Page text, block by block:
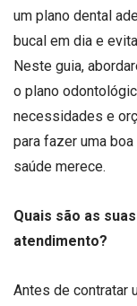
um plano dental
bucal em dia e
Neste guia,
o plano
necessidades e
para fazer uma
saúde merece.
Quais são as
atendimento?
Antes de contratar